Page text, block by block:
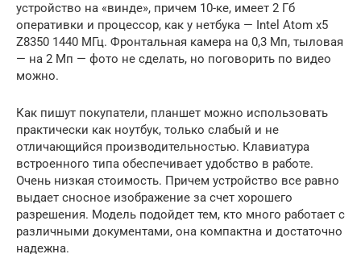
устройство на «винде», причем 10-ке, имеет 2 Гб
оперативки и процессор, как у нетбука — Intel Atom x5
Z8350 1440 МГц. Фронтальная камера на 0,3 Мп, тыловая
— на 2 Мп — фото не сделать, но поговорить по видео
можно.
Как пишут покупатели, планшет можно использовать
практически как ноутбук, только слабый и не
отличающийся производительностью. Клавиатура
встроенного типа обеспечивает удобство в работе.
Очень низкая стоимость. Причем устройство все равно
выдает сносное изображение за счет хорошего
разрешения. Модель подойдет тем, кто много работает с
различными документами, она компактна и достаточно
надежна.